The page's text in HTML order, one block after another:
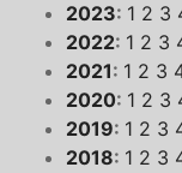
2023: 1 2 3
2022: 1 2 3
2021: 1 2 3
2020: 1 2 3
2019: 1 2 3
2018: 1 2 3